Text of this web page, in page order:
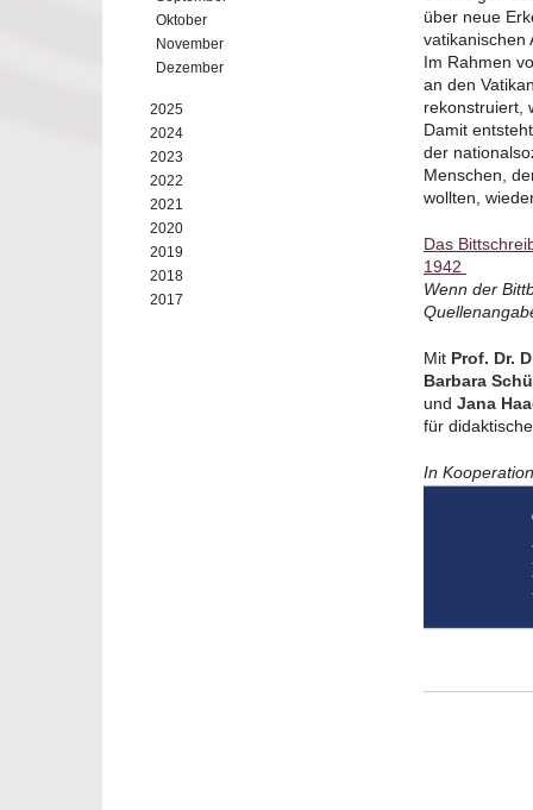
Oktober
November
Dezember
2025
2024
2023
2022
2021
2020
2019
2018
2017
über neue
vatikanischen
Im Rahmen
an den
rekonstruiert,
Damit
der
Menschen,
wollten,
Das
1942
Wenn der
Mit Prof. Dr.
Barbara
und Jana
für
In